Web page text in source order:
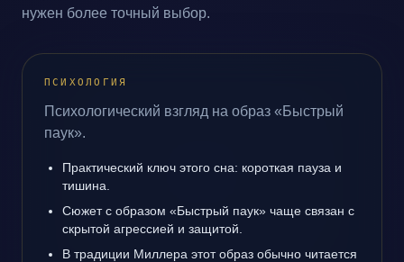
нужен более точный выбор.
ПСИХОЛОГИЯ
Психологический взгляд на образ «Быстрый
паук».
Практический ключ этого сна: короткая пауза и
тишина.
Сюжет с образом «Быстрый паук» чаще связан с
скрытой агрессией и защитой.
В традиции Миллера этот образ обычно читается